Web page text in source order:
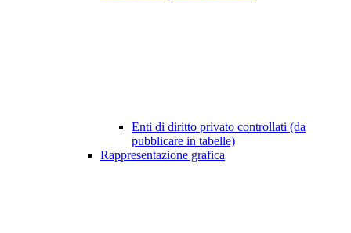
Enti di diritto privato controllati (da
pubblicare in tabelle)
Rappresentazione grafica